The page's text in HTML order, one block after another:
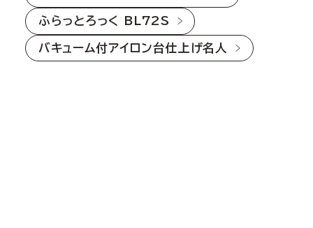
ふらっとろっく BL72S
バキューム付アイロン台仕上げ名人